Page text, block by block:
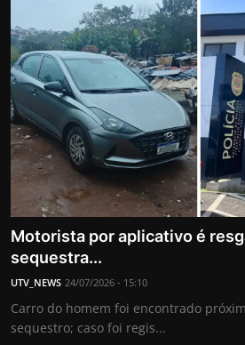
Motorista por aplicativo é
sequestra...
UTV_NEWS 24/07/2026 - 15:10
Carro do homem foi encontrado
sequestro; caso foi regis...